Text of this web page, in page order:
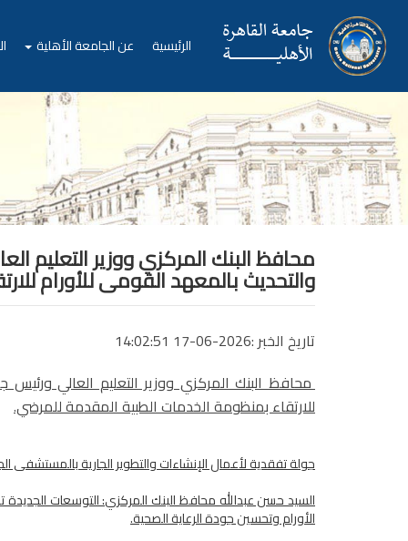
الرئيسية عن الجامعة الأهلية
محافظ البنك المركزي ووزير التعليم
والتحديث بالمعهد القومى للأورام
تاريخ الخبر :2026-06-17 14:02:51
محافظ البنك المركزي ووزير التعليم العالي
للارتقاء بمنظومة الخدمات الطبية المقدمة للمرضي.
جولة تفقدية لأعمال الإنشاءات والتطوير الجارية بالمستشفى
السيد حسن عبدالله محافظ البنك المركزي: التوسعات
الأورام وتحسين جودة الرعاية الصحية.